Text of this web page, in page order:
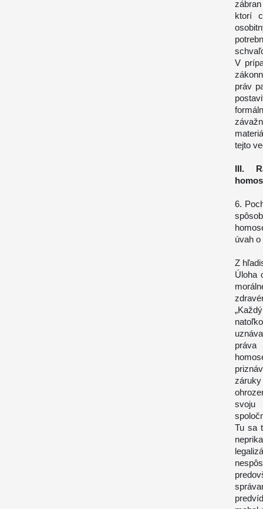
ktorí
V
práv
tejto
III.
6.
úvah
Z
Úloha
svoju
Tu sa